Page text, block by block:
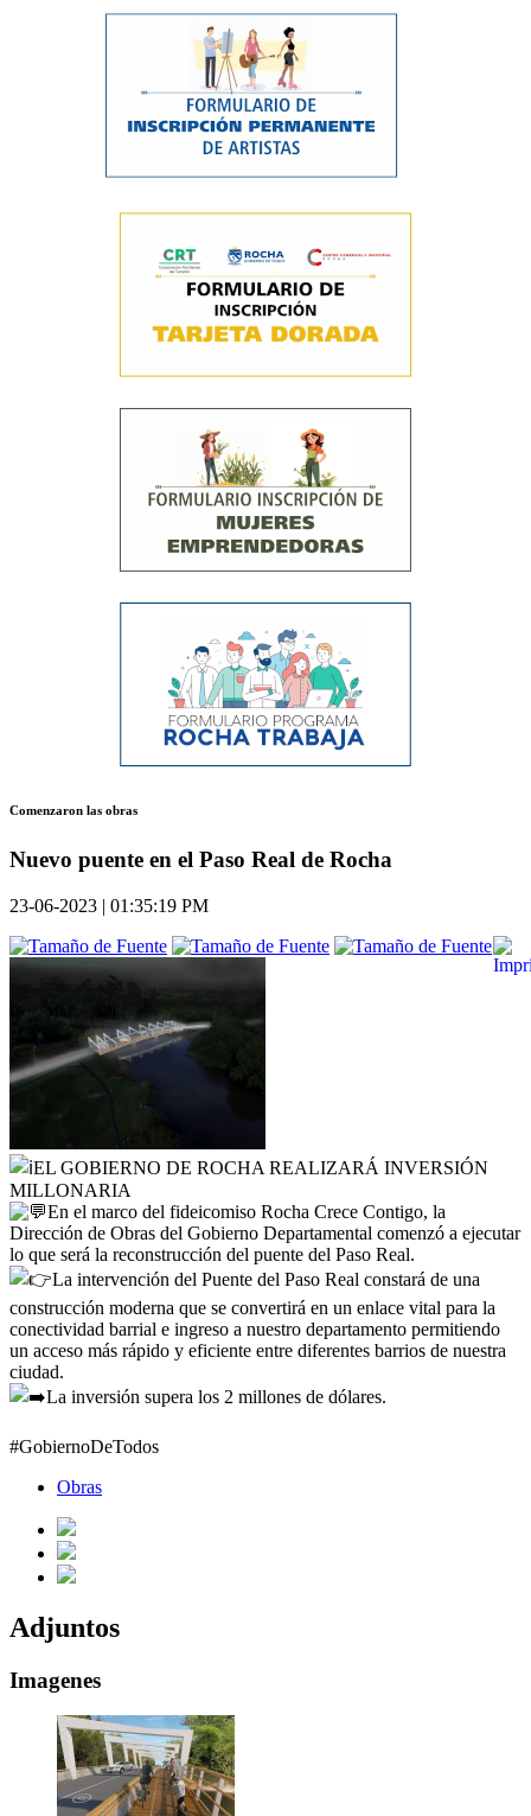
Comenzaron las obras
Nuevo puente en el Paso Real de Rocha
23-06-2023 | 01:35:19 PM
EL GOBIERNO DE ROCHA REALIZARÁ INVERSIÓN
MILLONARIA
En el marco del fideicomiso Rocha Crece Contigo, la
Dirección de Obras del Gobierno Departamental comenzó a ejecutar
lo que será la reconstrucción del puente del Paso Real.
La intervención del Puente del Paso Real constará de una
construcción moderna que se convertirá en un enlace vital para la
conectividad barrial e ingreso a nuestro departamento permitiendo
un acceso más rápido y eficiente entre diferentes barrios de nuestra
ciudad.
La inversión supera los 2 millones de dólares.
#GobiernoDeTodos
Obras
Adjuntos
Imagenes